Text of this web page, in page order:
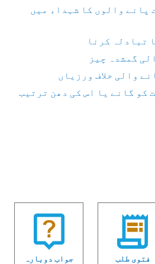
پانے والوں کا شہداء میں
تبادلہ کرنا
گمشدہ چیز
والی خلاف ورزیاں
کو گانے یا اس کی دھن ترتیب
فتوی طلب
جواب دوبارہ